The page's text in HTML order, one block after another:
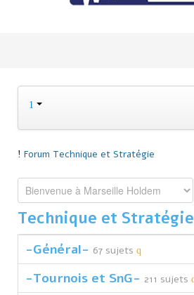
Forum Technique et Stratégie
Technique et Stratégie
-Général- 67 sujets
-Tournois et SnG- 211 sujets